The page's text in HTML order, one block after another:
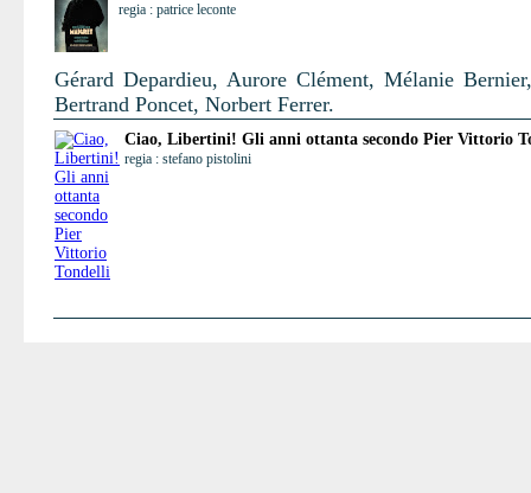
regia : patrice leconte
Gérard Depardieu, Aurore Clément, Mélanie
Bertrand Poncet, Norbert Ferrer.
Ciao, Libertini! Gli anni ottanta secondo Pier Vittorio
regia : stefano pistolini